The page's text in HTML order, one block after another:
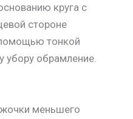
круга с
стороне
тонкой
убору обрамление.
меньшего